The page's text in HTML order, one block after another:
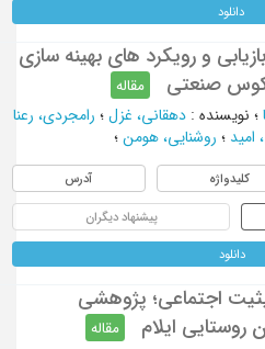
دانلود
و رویکرد های بهینه سازی
صنعتی
مقاله
نویسنده: دهقانی، غزل ؛ رامجردی، رعنا
امید؛ روشنایی، هومن؛
کلیدواژه آدرس
پیشنهاد دیگران
دانلود
اجتماعی؛ پژوهشی
روستایی ایلام
مقاله